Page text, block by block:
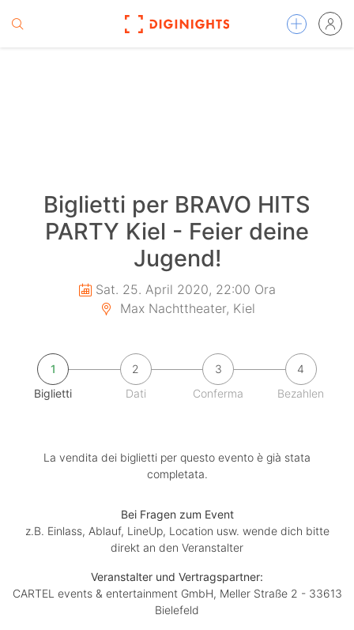
Biglietti per BRAVO HITS
PARTY Kiel - Feier deine
Jugend!
Sat. 25. April 2020, 22:00 Ora
Max Nachttheater, Kiel
1
Biglietti
2
Dati
3
Conferma
4
Bezahlen
La vendita dei biglietti per questo evento è già stata
completata.
Bei Fragen zum Event
z.B. Einlass, Ablauf, LineUp, Location usw. wende dich bitte
direkt an den Veranstalter
Veranstalter und Vertragspartner:
CARTEL events & entertainment GmbH, Meller Straße 2 - 33613
Bielefeld